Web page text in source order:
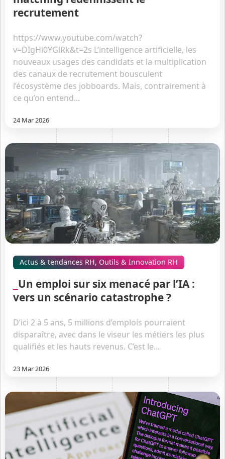
recrutement
https://www.youtube.com/watch?
v=DIgHi0YGlRk&t=2s L’intelligence artificielle, les
nouveaux usages des candidats et la multiplication
des canaux de recrutement bousculent
l’écosystème des jobboards. Mais, contrairement à
ce qu’on entend...
24 Mar 2026
Actus & tendances RH,Outils & Innovation RH
Un emploi sur six menacé par l’IA :
vers un scénario catastrophe ?
D’ici 2 à 5 ans, 5 millions d’emplois pourraient
disparaître, avec dans le viseur les métiers les plus
qualifiés et les hauts revenus. C’est le...
23 Mar 2026